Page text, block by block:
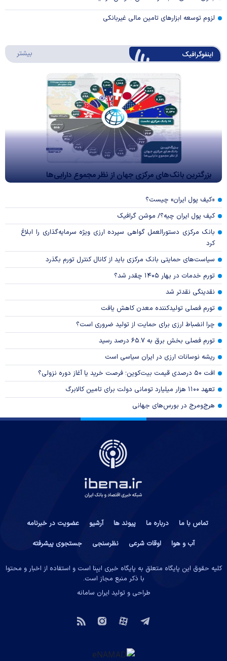
لزوم توسعه ابزارهای تامین مالی غیربانکی
اینفوگرافیک بیشتر
بزرگترین بانک‌های مرکزی جهان از نظر مجموع دارایی‌ها
«کیف پول ایران» چیست؟
کیف پول ایران چیه؟/ موشن گرافیک
بانک مرکزی دستورالعمل گواهی سپرده ارزی ویژه سرمایه‌گذاری را ابلاغ
کرد
سیاست‌های حمایتی بانک مرکزی باید از کانال کنترل تورم بگذرد
تورم خدمات در بهار ۱۴۰۵ چقدر شد؟
نقدینگی نقدتر شد
تورم فصلی تولیدکننده معدن کاهش یافت
چرا انضباط ارزی برای حمایت از تولید ضروری است؟
تورم فصلی بخش برق به ۶۵.۷ درصد رسید
ریشه نوسانات ارزی در ایران سیاسی است
افت ۵۰ درصدی قیمت بیت‌کوین؛ فرصت خرید یا آغاز دوره نزولی؟
تعهد ۱۱۰۰ هزار میلیارد تومانی دولت برای تامین کالابرگ
هرج‌ومرج در بورس‌های جهانی
تماس با ما درباره ما پیوند ها آرشیو
عضویت در خبرنامه
آب و هوا
اوقات شرعی نظرسنجی جستجوی پیشرفته
کلیه حقوق این پایگاه متعلق به پایگاه خبری ایبِنا است و استفاده از اخبار و محتوا
با ذکر منبع مجاز است.
طراحی و تولید ایران سامانه